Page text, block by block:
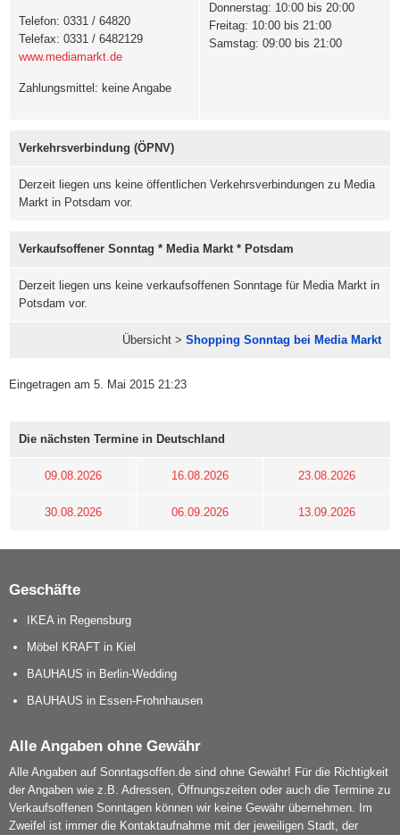
Telefon: 0331 / 64820
Telefax: 0331 / 6482129
www.mediamarkt.de
Zahlungsmittel: keine Angabe
Donnerstag: 10:00 bis 20:00
Freitag: 10:00 bis 21:00
Samstag: 09:00 bis 21:00
Verkehrsverbindung (ÖPNV)
Derzeit liegen uns keine öffentlichen Verkehrsverbindungen zu Media
Markt in Potsdam vor.
Verkaufsoffener Sonntag * Media Markt * Potsdam
Derzeit liegen uns keine verkaufsoffenen Sonntage für Media Markt in
Potsdam vor.
Übersicht > Shopping Sonntag bei Media Markt
Eingetragen am 5. Mai 2015 21:23
Die nächsten Termine in Deutschland
09.08.2026 16.08.2026 23.08.2026
30.08.2026 06.09.2026 13.09.2026
Geschäfte
IKEA in Regensburg
Möbel KRAFT in Kiel
BAUHAUS in Berlin-Wedding
BAUHAUS in Essen-Frohnhausen
Alle Angaben ohne Gewähr
Alle Angaben auf Sonntagsoffen.de sind ohne Gewähr! Für die Richtigkeit
der Angaben wie z.B. Adressen, Öffnungszeiten oder auch die Termine zu
Verkaufsoffenen Sonntagen können wir keine Gewähr übernehmen. Im
Zweifel ist immer die Kontaktaufnahme mit der jeweiligen Stadt, der